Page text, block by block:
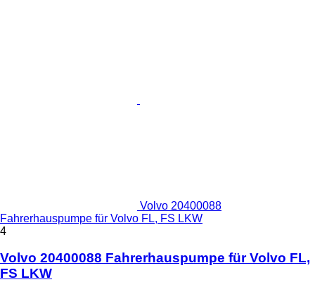
Volvo 20400088
Fahrerhauspumpe für Volvo FL, FS LKW
4
Volvo 20400088 Fahrerhauspumpe für Volvo FL,
FS LKW